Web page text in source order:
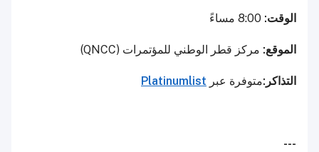
الوقت:
الموقع: مركز قطر الوطني للمؤتمرات (QNCC)
التذاكر:متوفرة عبر Platinumlist
---